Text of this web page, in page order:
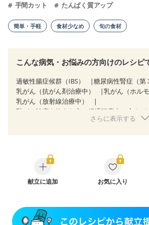
手間カット たんぱく質アップ
簡単・手軽 食材少なめ 旬の食材
こんな病気・お悩みの方向けのレシピ
過敏性腸症候群（IBS）
糖尿病性腎症（第
乳がん（抗がん剤治療中）
乳がん（ホル
乳がん（放射線治療中）
乳がん治療を終えた方・経過観察中の方など
骨粗しょう症
関節リウ
さらに表示する
献立に追加 お気に入り